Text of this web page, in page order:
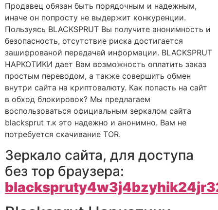
Продавец обязан быть порядочным и надежным,
иначе он попросту не выдержит конкуренции.
Пользуясь BLACKSPRUT Вы получите анонимность и
безопасность, отсутствие риска достигается
зашифрованой передачей информации. BLACKSPRUT
НАРКОТИКИ дает Вам возможность оплатить заказ
простым переводом, а также совершить обмен
внутри сайта на криптовалюту. Как попасть на сайт
в обход блокировок? Мы предлагаем
воспользоваться официальным зеркалом сайта
blacksprut т.к это надежно и анонимно. Вам не
потребуется скачивание TOR.
Зеркало сайта, для доступа
без тор браузера: